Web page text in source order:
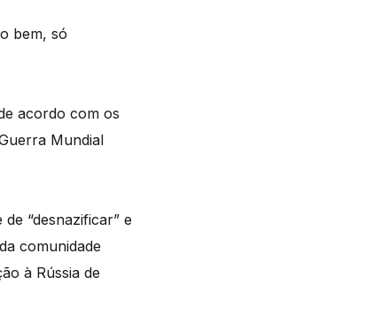
bem, só
acordo com os
Mundial
“desnazificar” e
comunidade
à Rússia de